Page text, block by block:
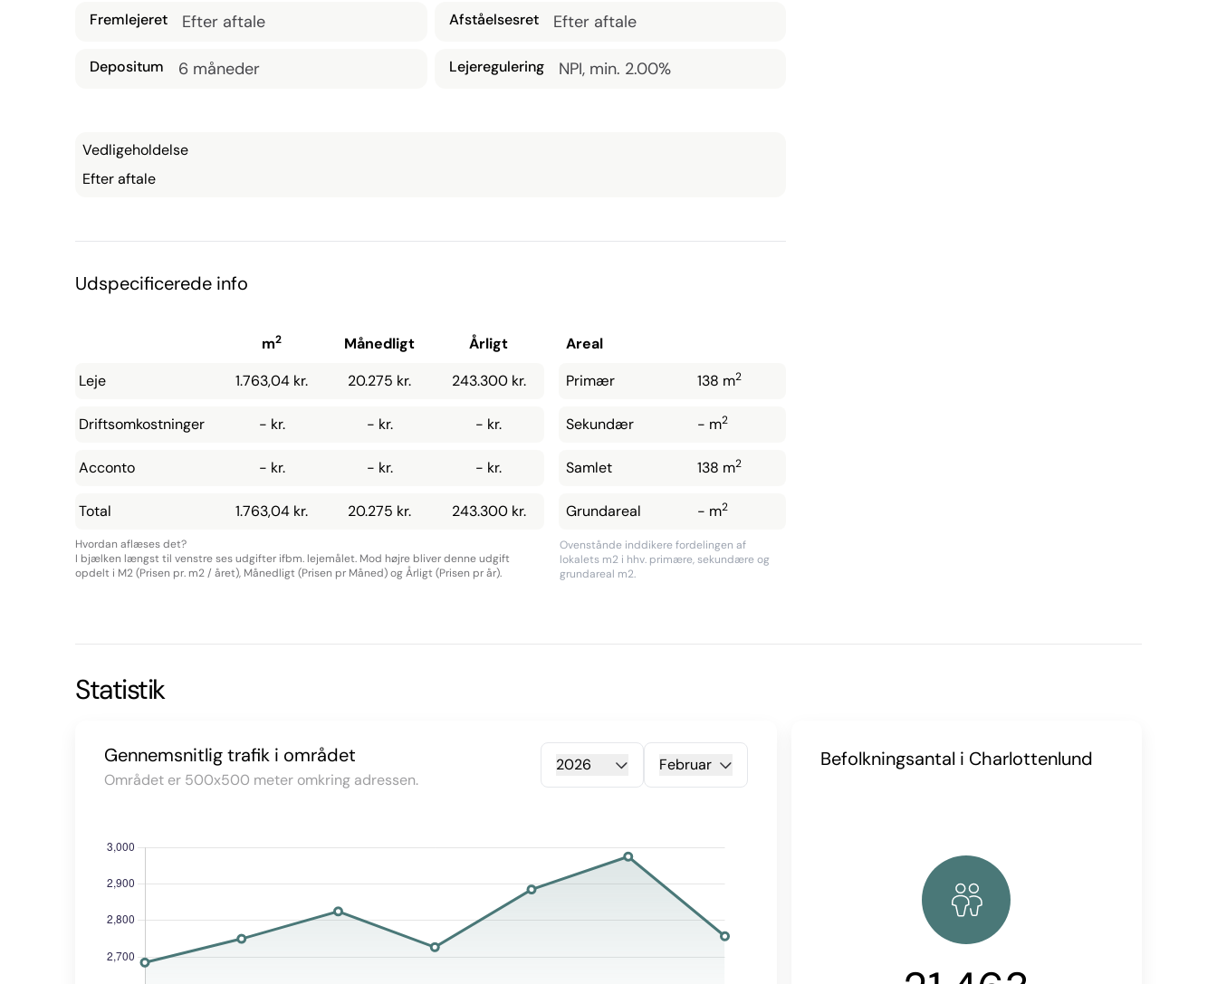
Fremlejeret Efter aftale Afståelsesret Efter aftale
Depositum 6 måneder Lejeregulering NPI, min. 2.00%
Vedligeholdelse
Efter aftale
Udspecificerede info
m2 Månedligt
Årligt
Leje
1.763,04 kr. 20.275 kr. 243.300 kr.
Driftsomkostninger - kr. - kr. - kr.
Acconto - kr. - kr. - kr.
Total 1.763,04 kr. 20.275 kr. 243.300 kr.
Hvordan aflæses det?
I bjælken længst til venstre ses udgifter ifbm. lejemålet. Mod højre bliver denne udgift
opdelt i M2 (Prisen pr. m2 / året), Månedligt (Prisen pr Måned) og Årligt (Prisen pr år).
Areal
Primær
138 m2
Sekundær - m2
Samlet 138 m2
Grundareal - m2
Ovenstånde inddikere fordelingen af
lokalets m2 i hhv. primære, sekundære og
grundareal m2.
Statistik
Gennemsnitlig trafik i området
Området er 500x500 meter omkring adressen.
2026 Februar Befolkningsantal i Charlottenlund